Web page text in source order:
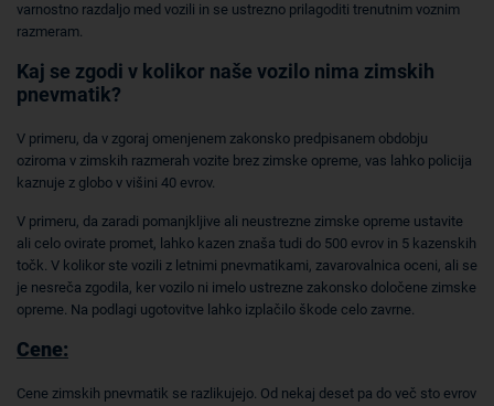
varnostno razdaljo med vozili in se ustrezno prilagoditi trenutnim voznim
razmeram.
Kaj se zgodi v kolikor naše vozilo nima zimskih
pnevmatik?
V primeru, da v zgoraj omenjenem zakonsko predpisanem obdobju
oziroma v zimskih razmerah vozite brez zimske opreme, vas lahko policija
kaznuje z globo v višini 40 evrov.
V primeru, da zaradi pomanjkljive ali neustrezne zimske opreme ustavite
ali celo ovirate promet, lahko kazen znaša tudi do 500 evrov in 5 kazenskih
točk. V kolikor ste vozili z letnimi pnevmatikami, zavarovalnica oceni, ali se
je nesreča zgodila, ker vozilo ni imelo ustrezne zakonsko določene zimske
opreme. Na podlagi ugotovitve lahko izplačilo škode celo zavrne.
Cene:
Cene zimskih pnevmatik se razlikujejo. Od nekaj deset pa do več sto evrov